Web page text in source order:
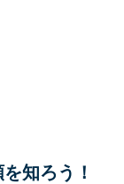
知ろう！